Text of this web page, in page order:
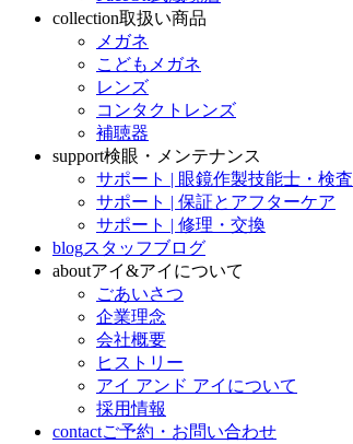
collection取扱い商品
メガネ
こどもメガネ
レンズ
コンタクトレンズ
補聴器
support検眼・メンテナンス
サポート | 眼鏡作製技能士・検査
サポート | 保証とアフターケア
サポート | 修理・交換
blogスタッフブログ
aboutアイ&アイについて
ごあいさつ
企業理念
会社概要
ヒストリー
アイ アンド アイについて
採用情報
contactご予約・お問い合わせ